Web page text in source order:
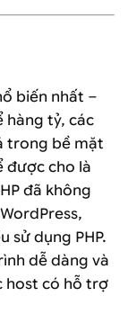
biến nhất –
hàng tỷ, các
trong bề mặt
được cho là
đã không
sử dụng PHP.
dễ dàng và
host có hỗ trợ